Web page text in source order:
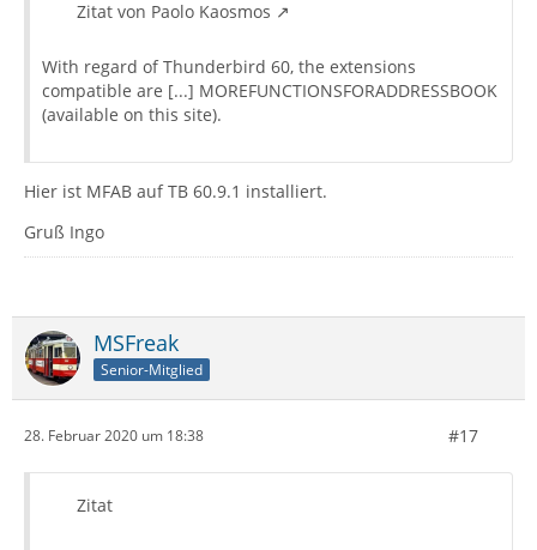
Zitat von Paolo Kaosmos
With regard of Thunderbird 60, the extensions
compatible are [...] MOREFUNCTIONSFORADDRESSBOOK
(available on this site).
Hier ist MFAB auf TB 60.9.1 installiert.
Gruß Ingo
MSFreak
Senior-Mitglied
28. Februar 2020 um 18:38 #17
Zitat